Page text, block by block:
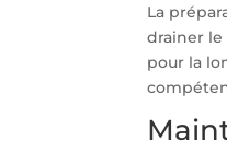
La
drainer le
pour la